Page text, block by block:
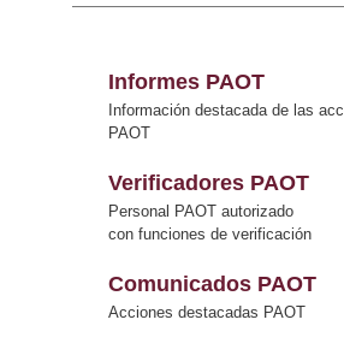
Informes PAOT
Información destacada de las
PAOT
Verificadores PAOT
Personal PAOT autorizado
con funciones de verificación
Comunicados PAOT
Acciones destacadas PAOT